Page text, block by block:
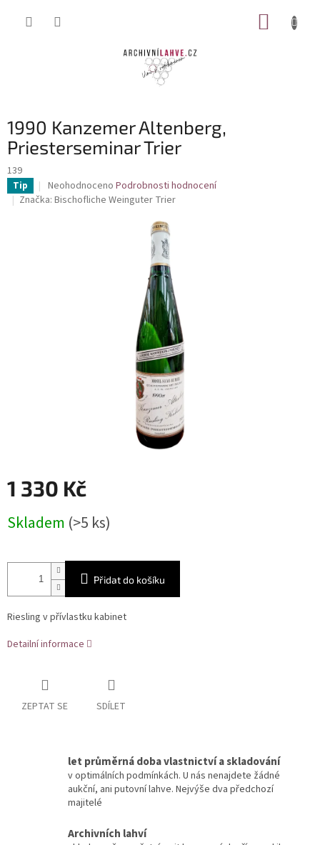
1990 Kanzemer Altenberg,
Priesterseminar Trier
139
Tip
Průměrné
hodnocení
Neohodnoceno Podrobnosti hodnocení
Značka: Bischofliche Weinguter Trier
1 330 Kč
cena:
Skladem (>5 ks)
Přidat do košíku
Riesling v přívlastku kabinet
Detailní informace
ZEPTAT SE SDÍLET
let průměrná doba vlastnictví a skladování
v optimálních podmínkách. U nás nenajdete žádné
aukční, ani putovní lahve. Nejvýše dva předchozí
majitelé
Archivních lahví